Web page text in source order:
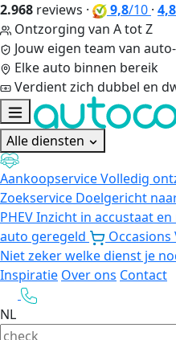
2.968 reviews · 9,8/10 · 4,8
Ontzorging van A tot Z
Jouw eigen team van
Elke auto binnen bereik
Verdient zich dubbel en
Alle diensten
AankoopserviceVolledig
Zoekservice Doelgericht
PHEVInzicht in accustaat
auto geregeld
Occasions
Niet zeker welke dienst je
Inspiratie Over ons Contact
NL